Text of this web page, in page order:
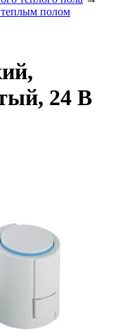
полом
24 В